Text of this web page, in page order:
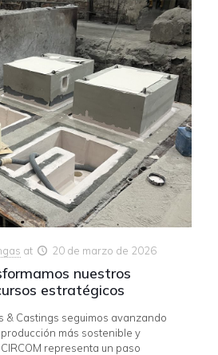
at 20 de marzo de 2026
nuestros
estratégicos
& Castings seguimos avanzando
más sostenible y
representa un paso